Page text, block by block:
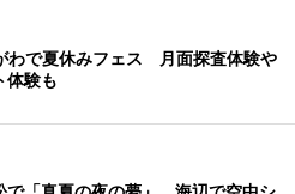
わで夏休みフェス 月面探査体験や
体験も